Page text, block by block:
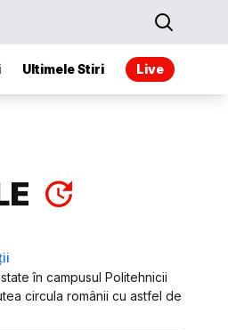
Ultimele Stiri Live
în campusul Politehnicii
circula românii cu astfel de